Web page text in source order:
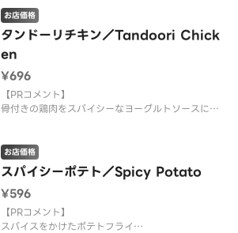
タンドーリチキン／Tandoori Chick
en
お店価格
¥696
【PRコメント】
骨付きの鶏肉をスパイシーなヨーグルトソースに漬
【注意事項】
画像は2pサイズです。
【お店PR】
有名店の料理がご家庭で食べられます。
三ツ星シェフが作るカレーは絶品ですのでご堪能下
スパイシーポテト／Spicy Potato
お店価格
¥596
【PRコメント】
スパイスをかけたポテトフライ